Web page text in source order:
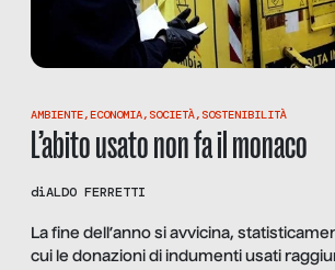
AMBIENTE,ECONOMIA, SOCIETÀ, SOSTENIBILITÀ
L’abito usato non fa il monaco
diALDO FERRETTI
La fine dell’anno si avvicina,
cui le donazioni di indumenti usati